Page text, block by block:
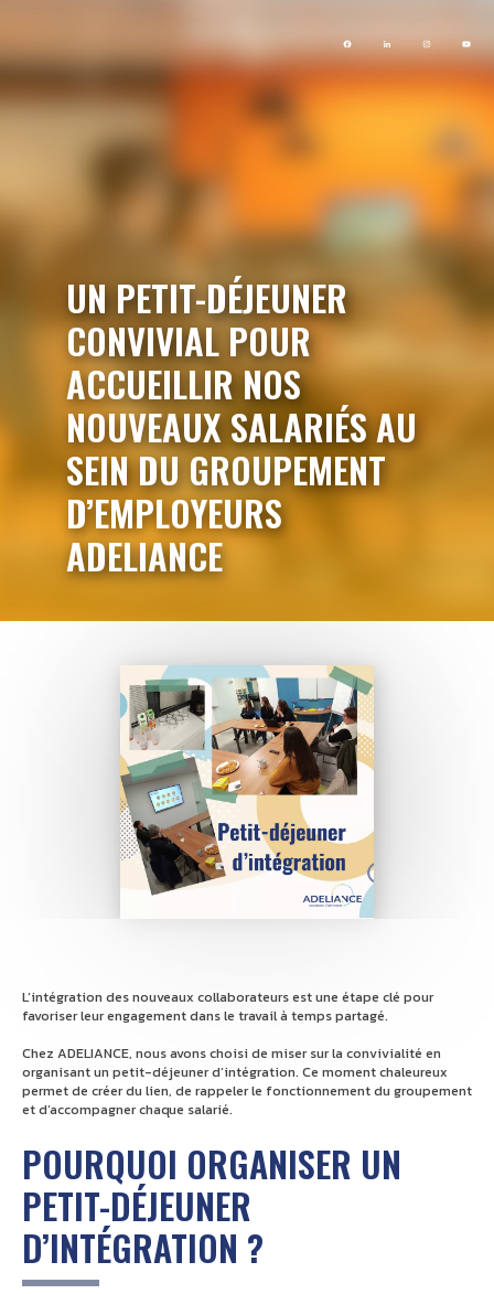
UN PETIT-DÉJEUNER
CONVIVIAL POUR
ACCUEILLIR NOS
NOUVEAUX SALARIÉS AU
SEIN DU GROUPEMENT
D’EMPLOYEURS
ADELIANCE
L’intégration des nouveaux collaborateurs est une étape clé pour
favoriser leur engagement dans le travail à temps partagé.
Chez ADELIANCE, nous avons choisi de miser sur la convivialité en
organisant un petit-déjeuner d’intégration. Ce moment chaleureux
permet de créer du lien, de rappeler le fonctionnement du groupement
et d’accompagner chaque salarié.
POURQUOI ORGANISER UN
PETIT-DÉJEUNER
D’INTÉGRATION ?